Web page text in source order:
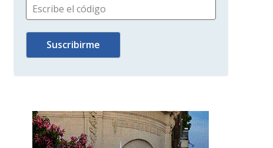
Escribe el código